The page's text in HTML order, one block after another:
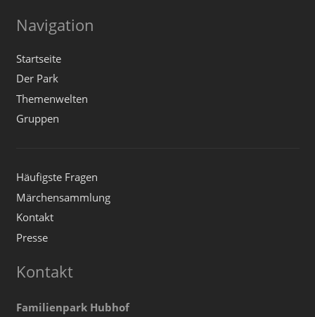
Navigation
Startseite
Der Park
Themenwelten
Gruppen
Häufigste Fragen
Märchensammlung
Kontakt
Presse
Kontakt
Familienpark Hubhof